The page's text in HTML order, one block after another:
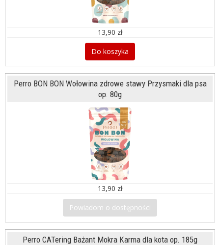
13,90 zł
Do koszyka
Perro BON BON Wołowina zdrowe stawy Przysmaki dla psa
op. 80g
13,90 zł
Powiadom o dostępności
Perro CATering Bażant Mokra Karma dla kota op. 185g